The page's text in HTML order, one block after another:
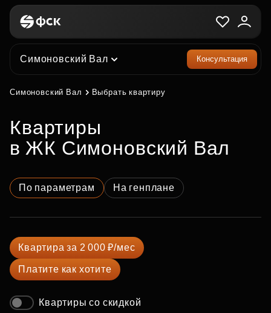
Симоновский Вал Консультация
Симоновский Вал Выбрать квартиру
квартиры
в ЖК Симоновский Вал
По параметрам На генплане
Квартира за 2 000 ₽/мес
Платите как хотите
Квартиры со скидкой